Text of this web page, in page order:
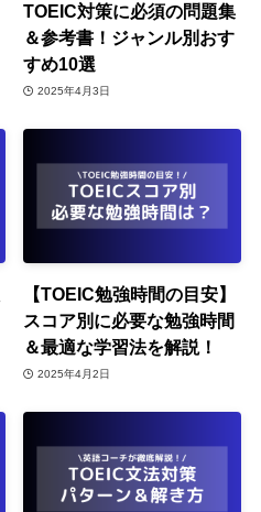
TOEIC対策に必須の問題集
＆参考書！ジャンル別おす
すめ10選
2025年4月3日
【TOEIC勉強時間の目安】
スコア別に必要な勉強時間
＆最適な学習法を解説！
2025年4月2日